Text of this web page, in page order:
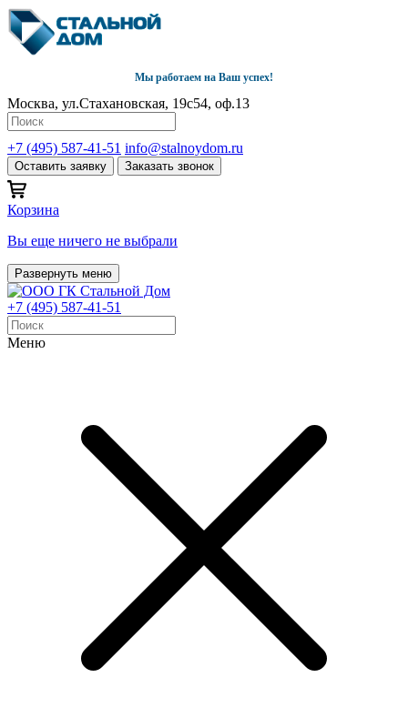
Мы работаем на Ваш успех!
Москва, ул.Стахановская, 19с54, оф.13
+7 (495) 587-41-51 info@stalnoydom.ru
Оставить заявку Заказать звонок
Корзина
Вы еще ничего не выбрали
Развернуть меню
+7 (495) 587-41-51
Меню